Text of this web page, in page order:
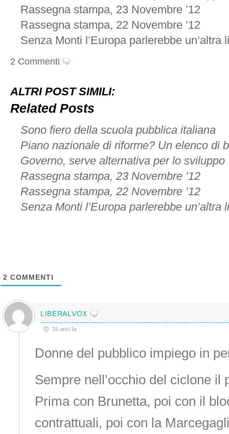
Rassegna stampa, 23 Novembre ’12
Rassegna stampa, 22 Novembre ’12
Senza Monti l’Europa parlerebbe un’altra
2 Commenti
ALTRI POST SIMILI:
Related Posts
Sono fiero della scuola pubblica italiana
Piano nazionale di riforme? Un elenco di
Governo, serve alternativa per lo sviluppo
Rassegna stampa, 23 Novembre ’12
Rassegna stampa, 22 Novembre ’12
Senza Monti l’Europa parlerebbe un’altra
2 COMMENTI
LIBERALVOX
16 anni fa
Donne del pubblico impiego in
Sempre nell’occhio del ciclone il
Prima con Brunetta, poi con il
contrattuali, poi con la